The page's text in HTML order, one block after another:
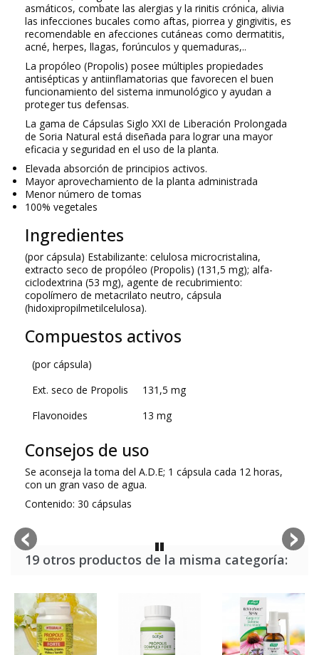
asmáticos, combate las alergias y la rinitis crónica, alivia
las infecciones bucales como aftas, piorrea y gingivitis, es
recomendable en afecciones cutáneas como dermatitis,
acné, herpes, llagas, forúnculos y quemaduras,..
La propóleo (Propolis) posee múltiples propiedades
antisépticas y antiinflamatorias que favorecen el buen
funcionamiento del sistema inmunológico y ayudan a
proteger tus defensas.
La gama de Cápsulas Siglo XXI de Liberación Prolongada
de Soria Natural está diseñada para lograr una mayor
eficacia y seguridad en el uso de la planta.
Elevada absorción de principios activos.
Mayor aprovechamiento de la planta administrada
Menor número de tomas
100% vegetales
Ingredientes
(por cápsula) Estabilizante: celulosa microcristalina,
extracto seco de propóleo (Propolis) (131,5 mg); alfa-
ciclodextrina (53 mg), agente de recubrimiento:
copolímero de metacrilato neutro, cápsula
(hidoxipropilmetilcelulosa).
Compuestos activos
(por cápsula)
Ext. seco de Propolis
131,5 mg
Flavonoides
13 mg
Consejos de uso
Se aconseja la toma del A.D.E; 1 cápsula cada 12 horas,
con un gran vaso de agua.
Contenido: 30 cápsulas
19 otros productos de la misma categoría: